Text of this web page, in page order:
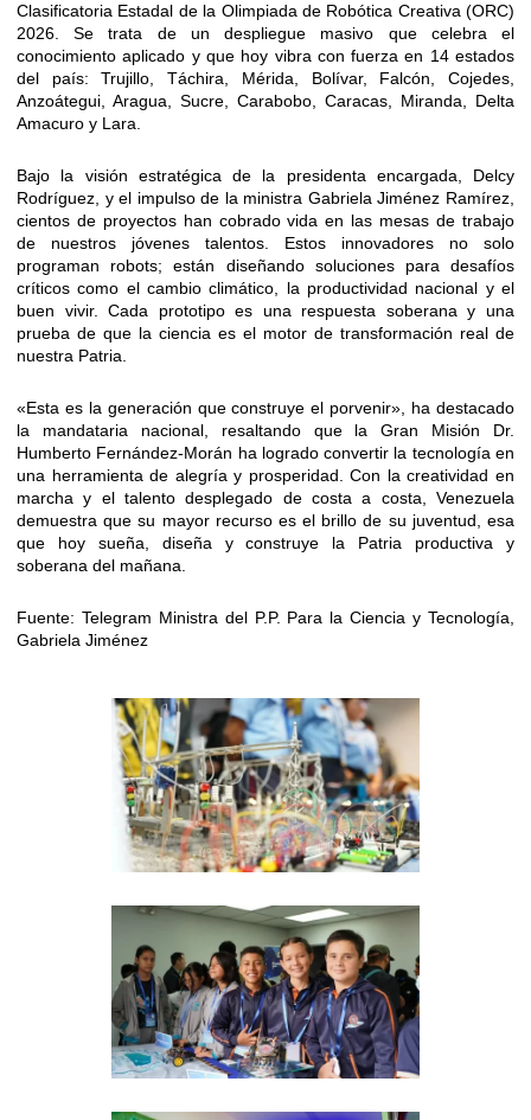
Clasificatoria Estadal de la Olimpiada de Robótica Creativa (ORC)
2026. Se trata de un despliegue masivo que celebra el
conocimiento aplicado y que hoy vibra con fuerza en 14 estados
del país: Trujillo, Táchira, Mérida, Bolívar, Falcón, Cojedes,
Anzoátegui, Aragua, Sucre, Carabobo, Caracas, Miranda, Delta
Amacuro y Lara.
Bajo la visión estratégica de la presidenta encargada, Delcy
Rodríguez, y el impulso de la ministra Gabriela Jiménez Ramírez,
cientos de proyectos han cobrado vida en las mesas de trabajo
de nuestros jóvenes talentos. Estos innovadores no solo
programan robots; están diseñando soluciones para desafíos
críticos como el cambio climático, la productividad nacional y el
buen vivir. Cada prototipo es una respuesta soberana y una
prueba de que la ciencia es el motor de transformación real de
nuestra Patria.
«Esta es la generación que construye el porvenir», ha destacado
la mandataria nacional, resaltando que la Gran Misión Dr.
Humberto Fernández-Morán ha logrado convertir la tecnología en
una herramienta de alegría y prosperidad. Con la creatividad en
marcha y el talento desplegado de costa a costa, Venezuela
demuestra que su mayor recurso es el brillo de su juventud, esa
que hoy sueña, diseña y construye la Patria productiva y
soberana del mañana.
Fuente: Telegram Ministra del P.P. Para la Ciencia y Tecnología,
Gabriela Jiménez